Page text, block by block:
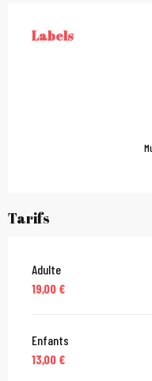
Offres
LABELS
Labels
Tarifs
Adulte
19,00 €
Enfants
13,00 €